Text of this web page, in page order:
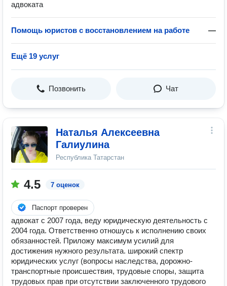
адвоката
Помощь юристов с восстановлением на работе —
Ещё 19 услуг
Позвонить Чат
Наталья Алексеевна
Галиулина
Республика Татарстан
4.5 7 оценок
Паспорт проверен
адвокат с 2007 года, веду юридическую деятельность с
2004 года. Ответственно отношусь к исполнению своих
обязанностей. Приложу максимум усилий для
достижения нужного результата. широкий спектр
юридических услуг (вопросы наследства, дорожно-
транспортные происшествия, трудовые споры, защита
трудовых прав при отсутствии заключенного трудового